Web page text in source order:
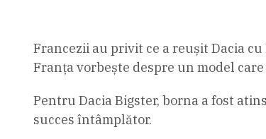
Francezii au privit ce a reușit Dacia
Franța vorbește despre un model
Pentru Dacia Bigster, borna a fost
succes întâmplător.